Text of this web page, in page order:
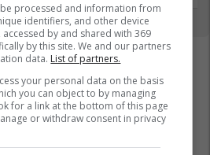
processed and information from
identifiers, and other device
by and shared with 369
by this site. We and our partners
data. List of partners.
your personal data on the basis
you can object to by managing
for a link at the bottom of this page
or withdraw consent in privacy